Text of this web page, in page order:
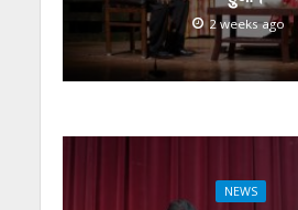
2 weeks ago
NEWS